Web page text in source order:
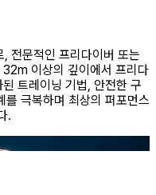
전문적인 프리다이버 또는
이상의 깊이에서 프리다
트레이닝 기법, 안전한 구
극복하며 최상의 퍼포먼스
.